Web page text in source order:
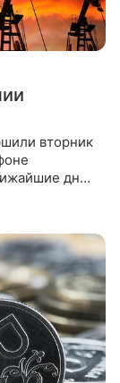
вторник
дни